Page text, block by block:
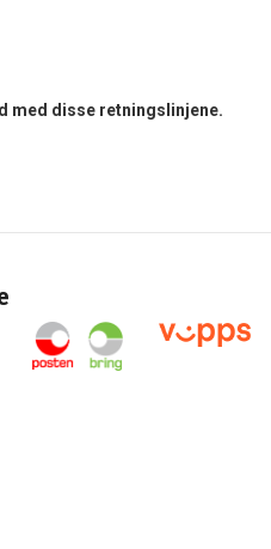
med disse retningslinjene.